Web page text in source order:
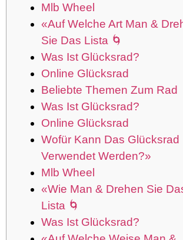
Mlb Wheel
«Auf Welche Art Man &
Sie Das Lista 🌀
Was Ist Glücksrad?
Online Glücksrad
Beliebte Themen Zum Rad
Was Ist Glücksrad?
Online Glücksrad
Wofür Kann Das Glücksrad
Verwendet Werden?»
Mlb Wheel
«Wie Man & Drehen Sie
Lista 🌀
Was Ist Glücksrad?